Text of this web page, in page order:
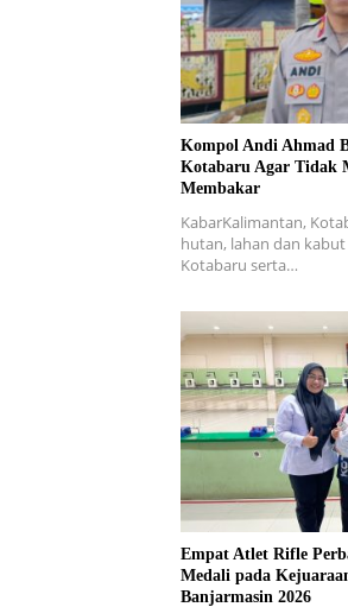
Kompol Andi Ahmad
Kotabaru Agar Tidak
Membakar
KabarKalimantan,
hutan, lahan dan
Kotabaru serta…
Empat Atlet Rifle
Medali pada
Banjarmasin 2026